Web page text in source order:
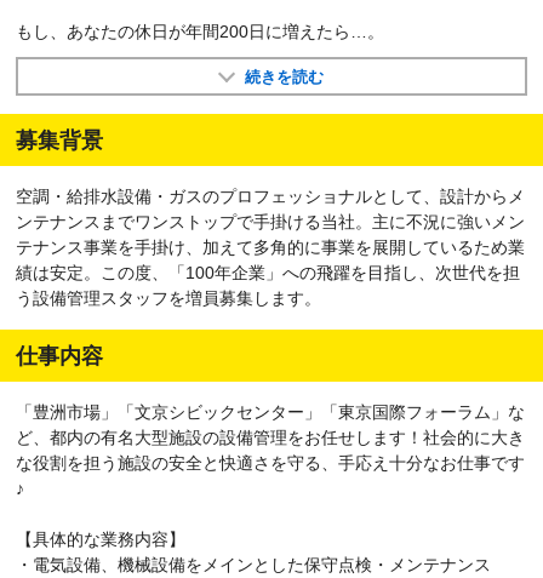
もし、あなたの休日が年間200日に増えたら…。
続きを読む
募集背景
空調・給排水設備・ガスのプロフェッショナルとして、設計からメ
ンテナンスまでワンストップで手掛ける当社。主に不況に強いメン
テナンス事業を手掛け、加えて多角的に事業を展開しているため業
績は安定。この度、「100年企業」への飛躍を目指し、次世代を担
う設備管理スタッフを増員募集します。
仕事内容
「豊洲市場」「文京シビックセンター」「東京国際フォーラム」な
ど、都内の有名大型施設の設備管理をお任せします！社会的に大き
な役割を担う施設の安全と快適さを守る、手応え十分なお仕事です
♪
【具体的な業務内容】
・電気設備、機械設備をメインとした保守点検・メンテナンス